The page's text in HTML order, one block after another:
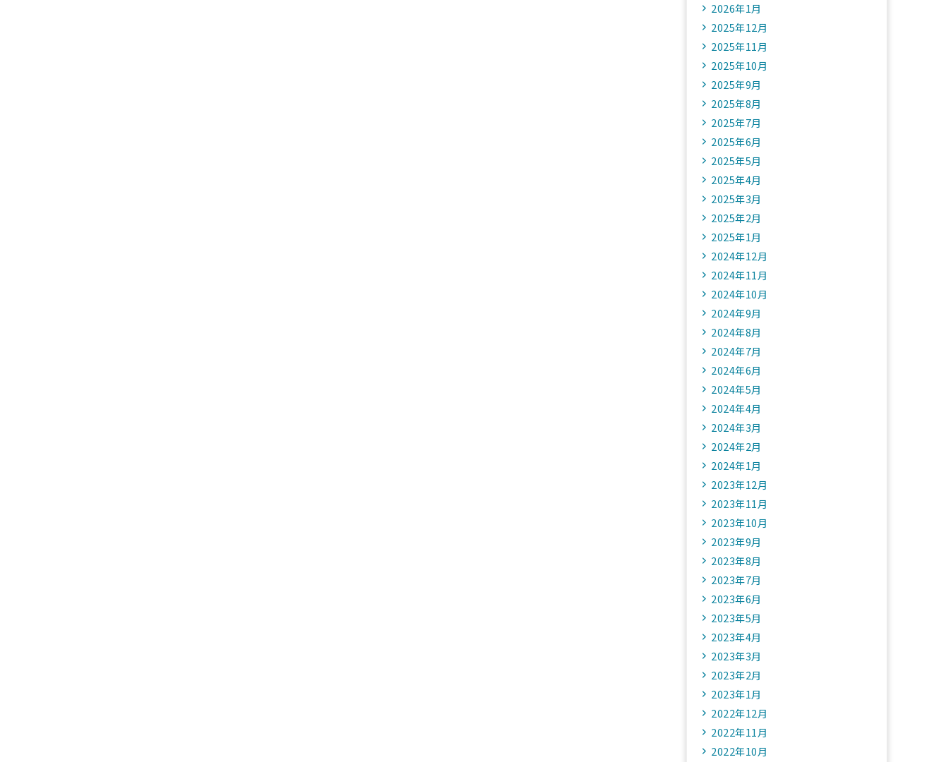
2026年1月
2025年12月
2025年11月
2025年10月
2025年9月
2025年8月
2025年7月
2025年6月
2025年5月
2025年4月
2025年3月
2025年2月
2025年1月
2024年12月
2024年11月
2024年10月
2024年9月
2024年8月
2024年7月
2024年6月
2024年5月
2024年4月
2024年3月
2024年2月
2024年1月
2023年12月
2023年11月
2023年10月
2023年9月
2023年8月
2023年7月
2023年6月
2023年5月
2023年4月
2023年3月
2023年2月
2023年1月
2022年12月
2022年11月
2022年10月